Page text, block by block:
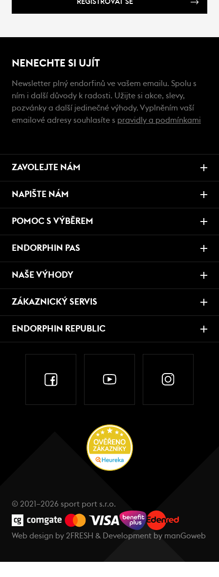
REGISTROVAT SE
NENECHTE SI UJÍT
Newsletter plný endorfinů ve vašem emailu. Spolu s
ním i další důvody k radosti. Užijte si akce, slevy,
pozvánky a další jedinečné výhody. Vyplněním vaší
emailové adresy souhlasíte s pravidly a podmínkami
ZAVOLEJTE NÁM
NAPIŠTE NÁM
POMOC S VÝBĚREM
ENDORPHIN PAS
NAŠE VÝHODY
ZÁKAZNICKÝ SERVIS
ENDORPHIN REPUBLIC
© 2021–2026 sport port s.r.o.
Web design by 2FRESH & Development by manGoweb